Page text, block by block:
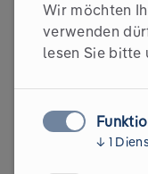
Du
Wir möchten
verwenden
lesen Sie bitte
↓ 1